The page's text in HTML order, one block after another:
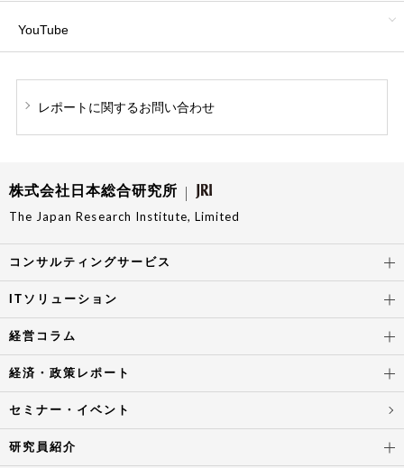
YouTube
レポートに関するお問い合わせ
株式会社日本総合研究所
The Japan Research Institute, Limited
コンサルティングサービス
ITソリューション
経営コラム
経済・政策レポート
セミナー・イベント
研究員紹介